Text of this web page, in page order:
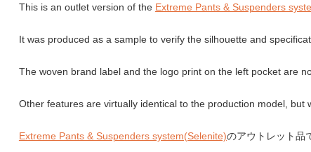
This is an outlet version of the Extreme Pants & Suspenders
It was produced as a sample to verify the silhouette and
The woven brand label and the logo print on the left pocket are
Other features are virtually identical to the production model, but
Extreme Pants & Suspenders system(Selenite)のアウトレット品